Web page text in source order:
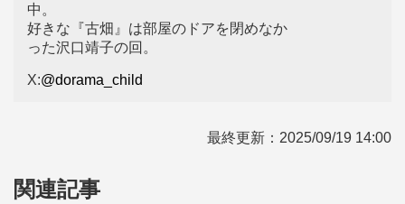
中。
好きな『古畑』は部屋のドアを閉めなか
った沢口靖子の回。
X:@dorama_child
最終更新： 2025/09/19 14:00
関連記事